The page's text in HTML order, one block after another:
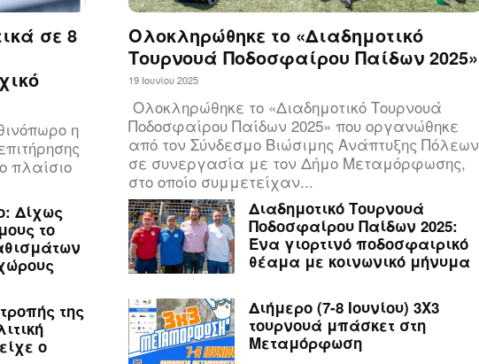
σε 8
η
πλαίσιο
Δίχως
το
της
ο
Ολοκληρώθηκε το «Διαδημοτικό
Τουρνουά Ποδοσφαίρου Παίδων 2025»
19 Ιουνίου 2025
Ολοκληρώθηκε το «Διαδημοτικό Τουρνουά
Ποδοσφαίρου Παίδων 2025» που οργανώθηκε
από τον Σύνδεσμο Βιώσιμης Ανάπτυξης Πόλεων
σε συνεργασία με τον Δήμο Μεταμόρφωσης,
στο οποίο συμμετείχαν...
Διαδημοτικό Τουρνουά
Ποδοσφαίρου Παίδων 2025:
Ένα γιορτινό ποδοσφαιρικό
θέαμα με κοινωνικό μήνυμα
Διήμερο (7-8 Ιουνίου) 3Χ3
τουρνουά μπάσκετ στη
Μεταμόρφωση